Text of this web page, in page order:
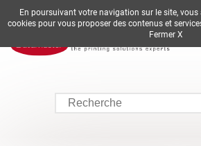
En poursuivant votre navigation sur le site,
cookies pour vous proposer des contenus et
Fermer X